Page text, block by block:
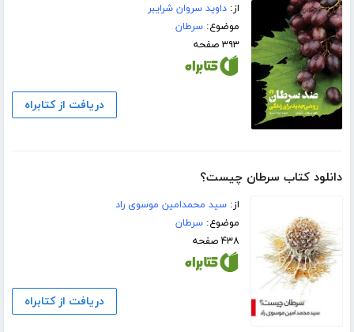
از:داوید سروان شرایبر
موضوع:سرطان
۳۹۳ صفحه
دریافت از کتابراه
دانلود کتاب سرطان چیست؟
از:سید محمدامین موسوی راد
موضوع:سرطان
۴۳۸ صفحه
دریافت از کتابراه